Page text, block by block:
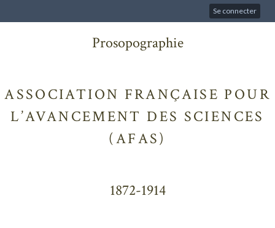
Se connecter
Prosopographie
ASSOCIATION FRANÇAISE POUR
L’AVANCEMENT DES SCIENCES
(AFAS)
1872-1914